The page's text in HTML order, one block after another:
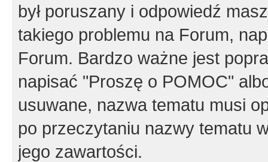
był poruszany i odpowiedź
takiego problemu na Forum,
Forum. Bardzo ważne jest
napisać "Proszę o POMOC"
usuwane, nazwa tematu musi
po przeczytaniu nazwy tematu
jego zawartości.